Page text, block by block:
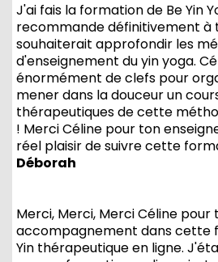
J'ai fais la formation de Be Yin
recommande définitivement à
souhaiterait approfondir les
d'enseignement du yin yoga.
énormément de clefs pour
mener dans la douceur un
thérapeutiques de cette
! Merci Céline pour ton
réel plaisir de suivre cette
Déborah
Merci, Merci, Merci Céline pour
accompagnement dans cette
Yin thérapeutique en ligne.